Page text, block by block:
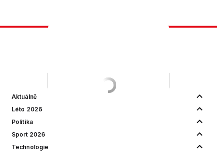
Aktuálně
Léto 2026
Politika
Sport 2026
Technologie